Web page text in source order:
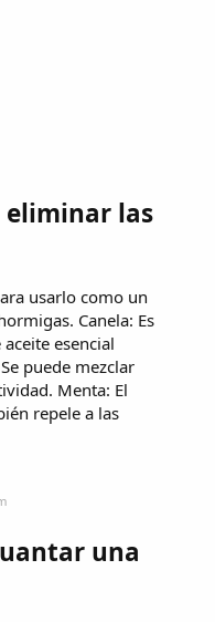
eliminar las
usarlo como un
Canela: Es
esencial
puede mezclar
Menta: El
repele a las
una